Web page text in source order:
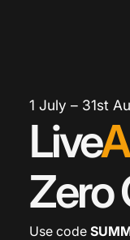
1 July – 31st
Live
Zero
Use code